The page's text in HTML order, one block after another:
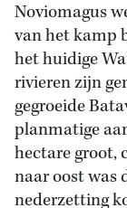
Noviomagus
van het kamp
het huidige
rivieren zijn
gegroeide
planmatige
hectare groot,
naar oost was
nederzetting